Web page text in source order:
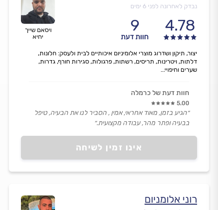
ויסאם שייך
יחיא
נבדק לאחרונה לפני 6 ימים
4.78
9
חוות דעת
אינו זמין לשיחה
יצור, תיקון ושדרוג מוצרי אלומיניום איכותיים לבית ולעסק: חלונות,
דלתות, ויטרינות, תריסים, רשתות, פרגולות, סגירות חורף, גדרות,
שערים וחיפויי...
חוות דעת של כרמלה
5.00
״הגיע בזמן, מאוד אחראי, אמין , הסביר לנו את הבעיה, טיפל
בבעיה ופתר מהר, עבודה מקצועית.״
רוני אלומניום